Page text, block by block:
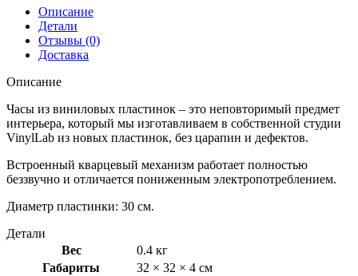
Описание
Детали
Отзывы (0)
Доставка
Описание
Часы из виниловых пластинок – это неповторимый предмет
интерьера, который мы изготавливаем в собственной студии
VinylLab из новых пластинок, без царапин и дефектов.
Встроенный кварцевый механизм работает полностью
беззвучно и отличается пониженным электропотреблением.
Диаметр пластинки: 30 см.
Детали
Вес
0.4 кг
Габариты
32 × 32 × 4 см